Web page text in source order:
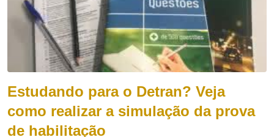
Estudando para o Detran? Veja
como realizar a simulação da prova
de habilitação